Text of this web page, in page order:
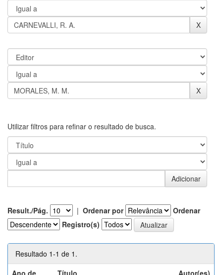
Utilizar filtros para refinar o resultado de busca.
Result./Pág. | Ordenar por
Ordenar
Registro(s)
Resultado 1-1 de 1.
Ano de
Título Autor(es)